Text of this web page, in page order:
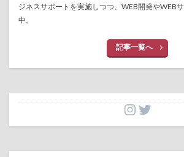
ジネスサポートを実施しつつ、WEB開発やWEB
中。
記事一覧へ